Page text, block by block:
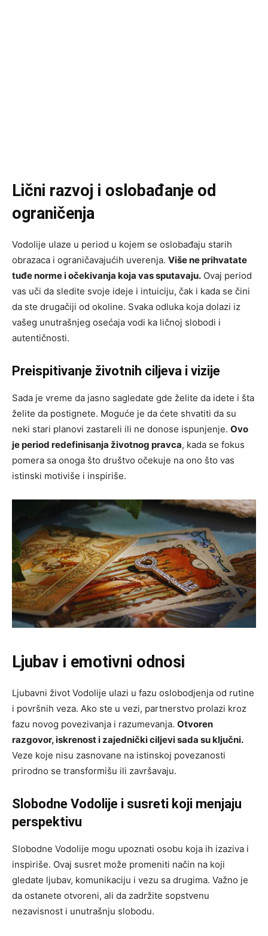
Lični razvoj i oslobađanje od
ograničenja
Vodolije ulaze u period u kojem se oslobađaju starih
obrazaca i ograničavajućih uverenja. Više ne prihvatate
tuđe norme i očekivanja koja vas sputavaju. Ovaj period
vas uči da sledite svoje ideje i intuiciju, čak i kada se čini
da ste drugačiji od okoline. Svaka odluka koja dolazi iz
vašeg unutrašnjeg osećaja vodi ka ličnoj slobodi i
autentičnosti.
Preispitivanje životnih ciljeva i vizije
Sada je vreme da jasno sagledate gde želite da idete i šta
želite da postignete. Moguće je da ćete shvatiti da su
neki stari planovi zastareli ili ne donose ispunjenje. Ovo
je period redefinisanja životnog pravca, kada se fokus
pomera sa onoga što društvo očekuje na ono što vas
istinski motiviše i inspiriše.
Ljubav i emotivni odnosi
Ljubavni život Vodolije ulazi u fazu oslobodjenja od rutine
i površnih veza. Ako ste u vezi, partnerstvo prolazi kroz
fazu novog povezivanja i razumevanja. Otvoren
razgovor, iskrenost i zajednički ciljevi sada su ključni.
Veze koje nisu zasnovane na istinskoj povezanosti
prirodno se transformišu ili završavaju.
Slobodne Vodolije i susreti koji menjaju
perspektivu
Slobodne Vodolije mogu upoznati osobu koja ih izaziva i
inspiriše. Ovaj susret može promeniti način na koji
gledate ljubav, komunikaciju i vezu sa drugima. Važno je
da ostanete otvoreni, ali da zadržite sopstvenu
nezavisnost i unutrašnju slobodu.